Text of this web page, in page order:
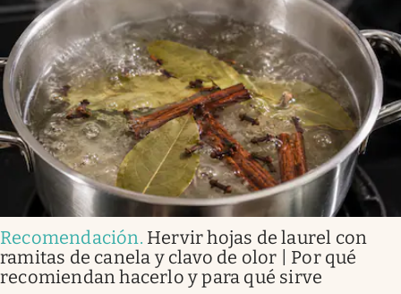
Recomendación. Hervir hojas de laurel con
ramitas de canela y clavo de olor | Por qué
recomiendan hacerlo y para qué sirve